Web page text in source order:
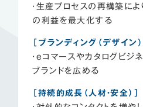
・生産プロセスの再構築によ
の利益を最大化する
［ブランディング（デザイン）
・eコマースやカタログビジ
ブランドを広める
［持続的成長（人材・安全）］